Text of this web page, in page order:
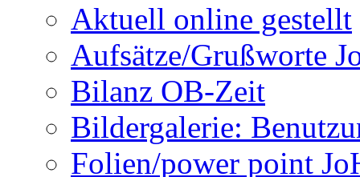
Aktuell online gestellt
Aufsätze/Grußworte
Bilanz OB-Zeit
Bildergalerie:
Folien/power point